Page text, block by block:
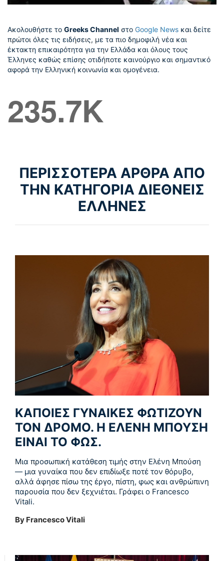
Ακολουθήστε το Greeks Channel στο Google News και δείτε
πρώτοι όλες τις ειδήσεις, με τα πιο δημοφιλή νέα και
έκτακτη επικαιρότητα για την Ελλάδα και όλους τους
Έλληνες καθώς επίσης οτιδήποτε καινούργιο και σημαντικό
αφορά την Ελληνική κοινωνία και ομογένεια.
235.7K
ΠΕΡΙΣΣΟΤΕΡΑ ΑΡΘΡΑ ΑΠΟ
ΤΗΝ ΚΑΤΗΓΟΡΙΑ ΔΙΕΘΝΕΙΣ
ΕΛΛΗΝΕΣ
ΚΑΠΟΙΕΣ ΓΥΝΑΙΚΕΣ ΦΩΤΙΖΟΥΝ
ΤΟΝ ΔΡΟΜΟ. Η ΕΛΕΝΗ ΜΠΟΥΣΗ
ΕΙΝΑΙ ΤΟ ΦΩΣ.
Μια προσωπική κατάθεση τιμής στην Ελένη Μπούση
— μια γυναίκα που δεν επιδίωξε ποτέ τον θόρυβο,
αλλά άφησε πίσω της έργο, πίστη, φως και ανθρώπινη
παρουσία που δεν ξεχνιέται. Γράφει ο Francesco
Vitali.
By Francesco Vitali